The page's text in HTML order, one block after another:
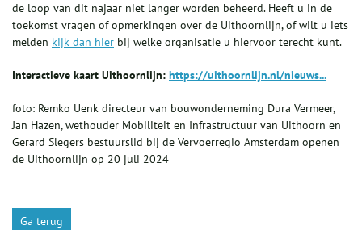
de loop van dit najaar niet langer worden beheerd. Heeft u in de
toekomst vragen of opmerkingen over de Uithoornlijn, of wilt u iets
melden kijk dan hier bij welke organisatie u hiervoor terecht kunt.
Interactieve kaart Uithoornlijn: https://uithoornlijn.nl/nieuws...
foto: Remko Uenk directeur van bouwonderneming Dura Vermeer,
Jan Hazen, wethouder Mobiliteit en Infrastructuur van Uithoorn en
Gerard Slegers bestuurslid bij de Vervoerregio Amsterdam openen
de Uithoornlijn op 20 juli 2024
Ga terug